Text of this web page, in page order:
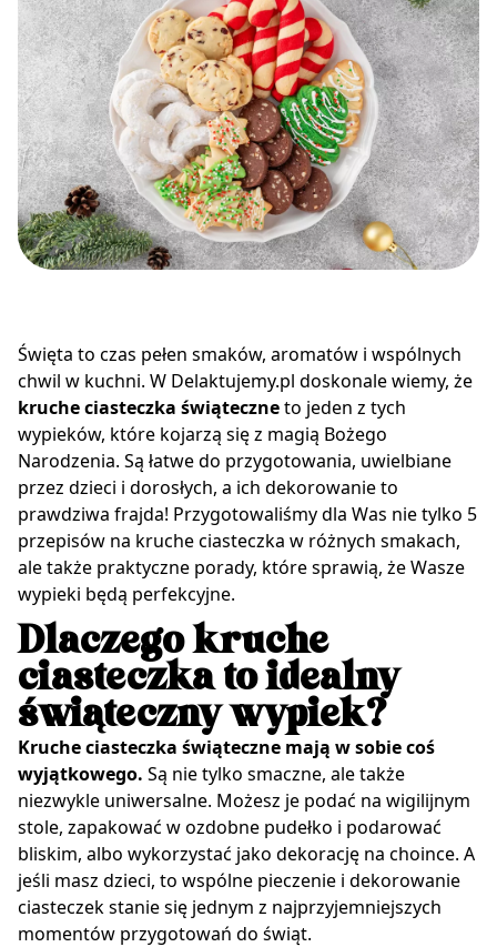
Święta to czas pełen smaków, aromatów i wspólnych
chwil w kuchni. W Delaktujemy.pl doskonale wiemy, że
kruche ciasteczka świąteczneto jeden z tych
wypieków, które kojarzą się z magią Bożego
Narodzenia. Są łatwe do przygotowania, uwielbiane
przez dzieci i dorosłych, a ich dekorowanie to
prawdziwa frajda! Przygotowaliśmy dla Was nie tylko 5
przepisów na kruche ciasteczka w różnych smakach,
ale także praktyczne porady, które sprawią, że Wasze
wypieki będą perfekcyjne.
Dlaczego kruche
ciasteczka to idealny
świąteczny wypiek?
Kruche ciasteczka świąteczne mają w sobie coś
wyjątkowego. Są nie tylko smaczne, ale także
niezwykle uniwersalne. Możesz je podać na wigilijnym
stole, zapakować w ozdobne pudełko i podarować
bliskim, albo wykorzystać jako dekorację na choince. A
jeśli masz dzieci, to wspólne pieczenie i dekorowanie
ciasteczek stanie się jednym z najprzyjemniejszych
momentów przygotowań do świąt.